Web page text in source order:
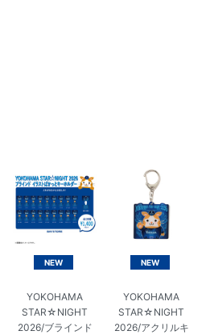
NEW
YOKOHAMA
STAR☆NIGHT
2026/ブラインド
NEW
YOKOHAMA
STAR☆NIGHT
2026/アクリルキ